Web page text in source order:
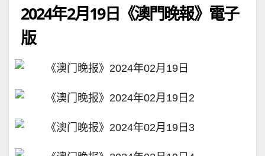
2024年2月19日《澳門晚報》電子
版